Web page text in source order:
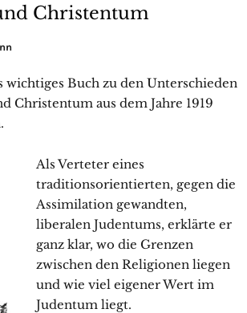
Christentum
wichtiges Buch zu den Unterschieden
Christentum aus dem Jahre 1919
Als Verteter eines
traditionsorientierten, gegen die
Assimilation gewandten,
liberalen Judentums, erklärte er
ganz klar, wo die Grenzen
zwischen den Religionen liegen
und wie viel eigener Wert im
Judentum liegt.